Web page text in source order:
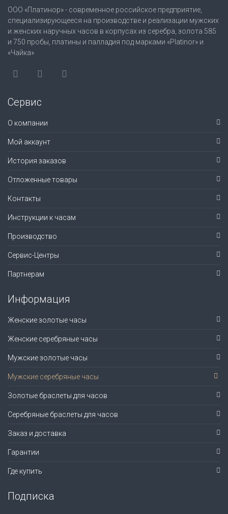
ООО «Платинор» - современное российское предприятие,
специализирующееся на производстве и реализации мужских
и женских наручных часов в корпусах из серебра, золота 585
и 750 пробы, платины и палладия под марками «Platinor» и
«Чайка»
Сервис
О компании
Мой аккаунт
История заказов
Отложенные товары
Контакты
Инструкции к часам
Производство
Сервис-Центры
Партнерам
Информация
Женские золотые часы
Женские серебряные часы
Мужские золотые часы
Мужские серебряные часы
Золотые браслеты для часов
Серебряные браслеты для часов
Заказ и доставка
Гарантии
Где купить
Подписка